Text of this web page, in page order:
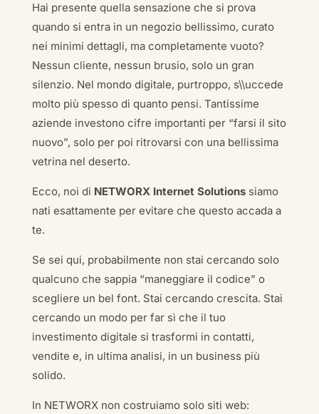
Hai presente quella sensazione che si prova
quando si entra in un negozio bellissimo, curato
nei minimi dettagli, ma completamente vuoto?
Nessun cliente, nessun brusio, solo un gran
silenzio. Nel mondo digitale, purtroppo, s\\uccede
molto più spesso di quanto pensi. Tantissime
aziende investono cifre importanti per “farsi il sito
nuovo”, solo per poi ritrovarsi con una bellissima
vetrina nel deserto.
Ecco, noi di NETWORX Internet Solutionssiamo
nati esattamente per evitare che questo accada a
te.
Se sei qui, probabilmente non stai cercando solo
qualcuno che sappia “maneggiare il codice” o
scegliere un bel font. Stai cercando crescita. Stai
cercando un modo per far sì che il tuo
investimento digitale si trasformi in contatti,
vendite e, in ultima analisi, in un business più
solido.
In NETWORX non costruiamo solo siti web: